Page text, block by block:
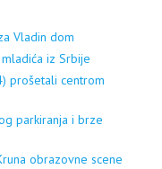
Vladin dom
iz Srbije
prošetali centrom
parkiranja i brze
obrazovne scene